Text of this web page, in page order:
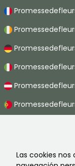
Las cookies